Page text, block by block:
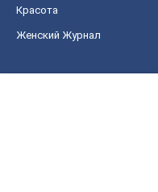
Красота
Женский Журнал